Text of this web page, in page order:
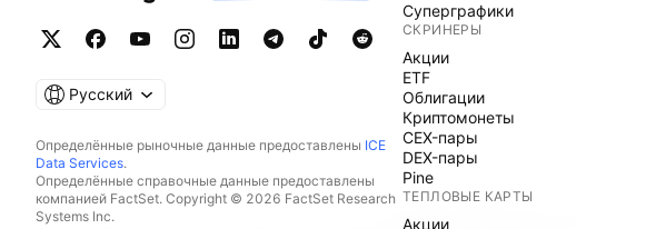
Русский
Определённые рыночные данные предоставлены ICE
Data Services.
Определённые справочные данные предоставлены
компанией FactSet. Copyright © 2026 FactSet Research
Systems Inc.
Суперграфики
СКРИНЕРЫ
Акции
ETF
Облигации
Криптомонеты
CEX-пары
DEX-пары
Pine
ТЕПЛОВЫЕ КАРТЫ
Акции